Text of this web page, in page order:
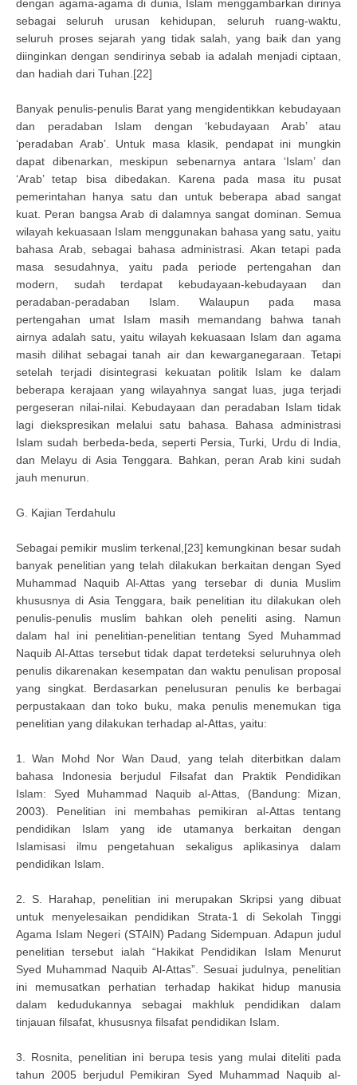
dengan agama-agama di dunia, Islam menggambarkan dirinya
sebagai seluruh urusan kehidupan, seluruh ruang-waktu,
seluruh proses sejarah yang tidak salah, yang baik dan yang
diinginkan dengan sendirinya sebab ia adalah menjadi ciptaan,
dan hadiah dari Tuhan.[22]
Banyak penulis-penulis Barat yang mengidentikkan kebudayaan
dan peradaban Islam dengan ‘kebudayaan Arab’ atau
‘peradaban Arab’. Untuk masa klasik, pendapat ini mungkin
dapat dibenarkan, meskipun sebenarnya antara ‘Islam’ dan
‘Arab’ tetap bisa dibedakan. Karena pada masa itu pusat
pemerintahan hanya satu dan untuk beberapa abad sangat
kuat. Peran bangsa Arab di dalamnya sangat dominan. Semua
wilayah kekuasaan Islam menggunakan bahasa yang satu, yaitu
bahasa Arab, sebagai bahasa administrasi. Akan tetapi pada
masa sesudahnya, yaitu pada periode pertengahan dan
modern, sudah terdapat kebudayaan-kebudayaan dan
peradaban-peradaban Islam. Walaupun pada masa
pertengahan umat Islam masih memandang bahwa tanah
airnya adalah satu, yaitu wilayah kekuasaan Islam dan agama
masih dilihat sebagai tanah air dan kewarganegaraan. Tetapi
setelah terjadi disintegrasi kekuatan politik Islam ke dalam
beberapa kerajaan yang wilayahnya sangat luas, juga terjadi
pergeseran nilai-nilai. Kebudayaan dan peradaban Islam tidak
lagi diekspresikan melalui satu bahasa. Bahasa administrasi
Islam sudah berbeda-beda, seperti Persia, Turki, Urdu di India,
dan Melayu di Asia Tenggara. Bahkan, peran Arab kini sudah
jauh menurun.
G. Kajian Terdahulu
Sebagai pemikir muslim terkenal,[23] kemungkinan besar sudah
banyak penelitian yang telah dilakukan berkaitan dengan Syed
Muhammad Naquib Al-Attas yang tersebar di dunia Muslim
khususnya di Asia Tenggara, baik penelitian itu dilakukan oleh
penulis-penulis muslim bahkan oleh peneliti asing. Namun
dalam hal ini penelitian-penelitian tentang Syed Muhammad
Naquib Al-Attas tersebut tidak dapat terdeteksi seluruhnya oleh
penulis dikarenakan kesempatan dan waktu penulisan proposal
yang singkat. Berdasarkan penelusuran penulis ke berbagai
perpustakaan dan toko buku, maka penulis menemukan tiga
penelitian yang dilakukan terhadap al-Attas, yaitu:
1. Wan Mohd Nor Wan Daud, yang telah diterbitkan dalam
bahasa Indonesia berjudul Filsafat dan Praktik Pendidikan
Islam: Syed Muhammad Naquib al-Attas, (Bandung: Mizan,
2003). Penelitian ini membahas pemikiran al-Attas tentang
pendidikan Islam yang ide utamanya berkaitan dengan
Islamisasi ilmu pengetahuan sekaligus aplikasinya dalam
pendidikan Islam.
2. S. Harahap, penelitian ini merupakan Skripsi yang dibuat
untuk menyelesaikan pendidikan Strata-1 di Sekolah Tinggi
Agama Islam Negeri (STAIN) Padang Sidempuan. Adapun judul
penelitian tersebut ialah “Hakikat Pendidikan Islam Menurut
Syed Muhammad Naquib Al-Attas”. Sesuai judulnya, penelitian
ini memusatkan perhatian terhadap hakikat hidup manusia
dalam kedudukannya sebagai makhluk pendidikan dalam
tinjauan filsafat, khususnya filsafat pendidikan Islam.
3. Rosnita, penelitian ini berupa tesis yang mulai diteliti pada
tahun 2005 berjudul Pemikiran Syed Muhammad Naquib al-